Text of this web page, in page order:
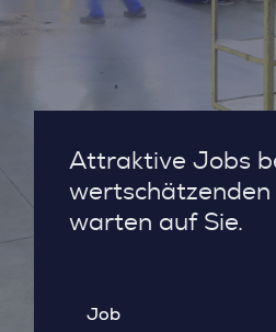
Attraktive Jobs
wertschätzenden
warten auf Sie.